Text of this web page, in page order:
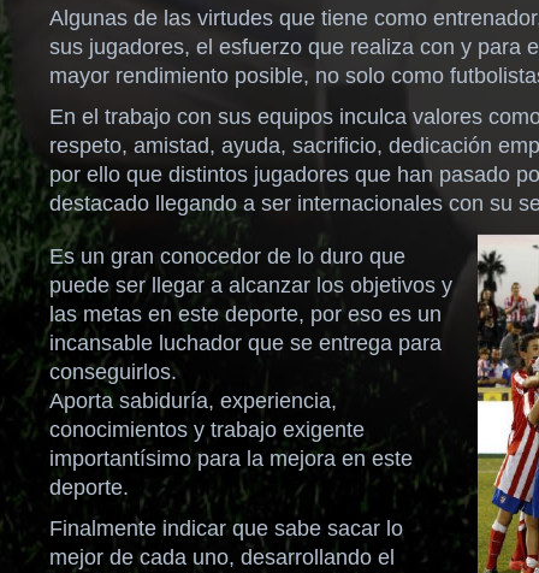
Algunas de las virtudes que tiene como
sus jugadores, el esfuerzo que realiza con y para
mayor rendimiento posible, no solo como
En el trabajo con sus equipos inculca valores
respeto, amistad, ayuda, sacrificio, dedicación
por ello que distintos jugadores que han pasado
destacado llegando a ser internacionales con su
Es un gran conocedor de lo duro que
puede ser llegar a alcanzar los objetivos y
las metas en este deporte, por eso es un
incansable luchador que se entrega para
conseguirlos.
Aporta sabiduría, experiencia,
conocimientos y trabajo exigente
importantísimo para la mejora en este
deporte.
Finalmente indicar que sabe sacar lo
mejor de cada uno, desarrollando el